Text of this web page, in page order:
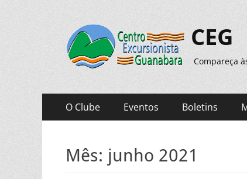
CEG
Compareça
Menu
principal
para
O Clube Eventos Boletins
Mês: junho 2021